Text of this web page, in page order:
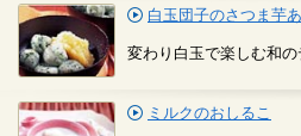
白玉団子のさつま芋
変わり白玉で楽しむ和の
ミルクのおしるこ